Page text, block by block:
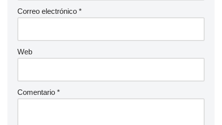
Correo electrónico *
Web
Comentario *